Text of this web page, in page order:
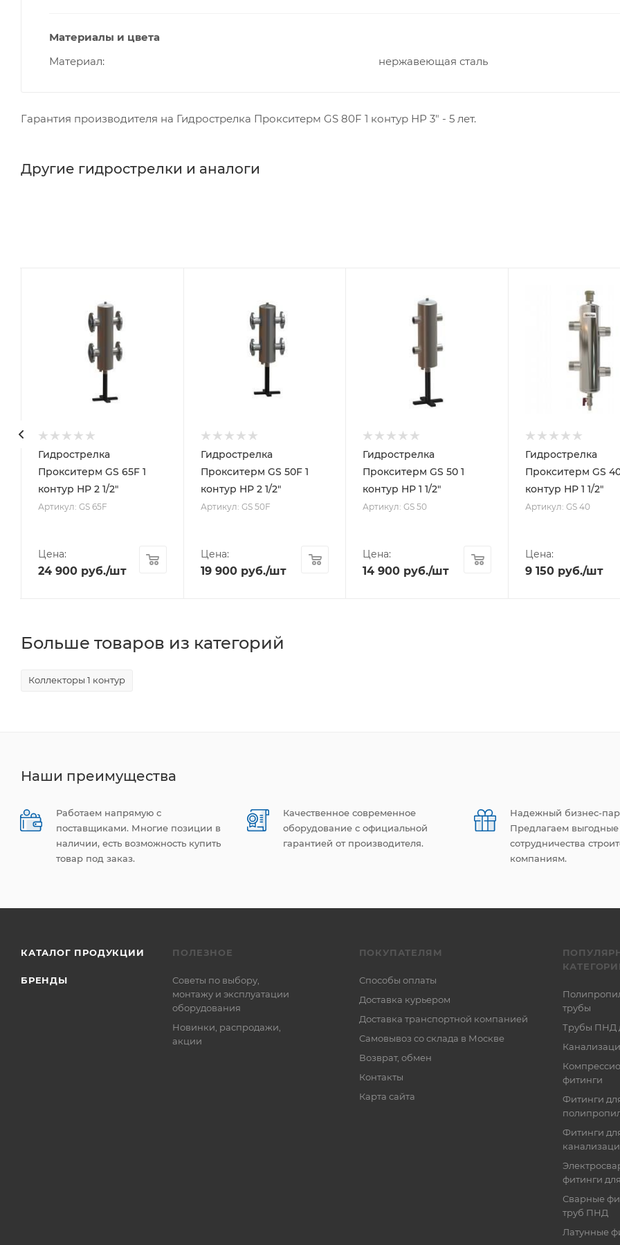
Материалы и цвета
Материал
нержавеющая сталь
Гарантия производителя на Гидрострелка Прокситерм GS 80F 1 контур НР 3" - 5 лет.
Другие гидрострелки и аналоги
Гидрострелка
Прокситерм GS 65F 1
контур НР 2 1/2"
Артикул: GS 65F
Цена:
24 900руб./шт
Гидрострелка
Прокситерм GS 50F 1
контур НР 2 1/2"
Артикул: GS 50F
Цена:
19 900руб./шт
Гидрострелка
Прокситерм GS 50 1
контур НР 1 1/2"
Артикул: GS 50
Цена:
14 900 руб./шт
Гидрострелка
Прокситерм GS
контур НР 1 1/2"
Артикул: GS 40
Цена:
9 150 руб./шт
Больше товаров из категорий
Коллекторы 1 контур
Наши преимущества
Работаем напрямую с
поставщиками. Многие позиции в
наличии, есть возможность купить
товар под заказ.
Качественное современное
оборудование с официальной
гарантией от производителя.
Надежный бизнес-
Предлагаем выгодные
сотрудничества
компаниям.
КАТАЛОГ ПРОДУКЦИИ
БРЕНДЫ
ПОЛЕЗНОЕ
Советы по выбору,
монтажу и эксплуатации
оборудования
Новинки, распродажи,
акции
ПОКУПАТЕЛЯМ
Способы оплаты
Доставка курьером
Доставка транспортной компанией
Самовывоз со склада в Москве
Возврат, обмен
Контакты
Карта сайта
трубы
Трубы ПНД
фитинги
Фитинги
Фитинги
фитинги
Сварные
труб ПНД
Латунные